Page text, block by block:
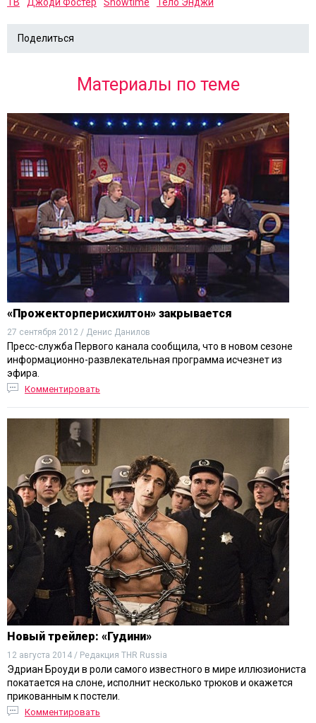
Поделиться
Материалы по теме
«Прожекторперисхилтон» закрывается
27 сентября 2012 / Денис Данилов
Пресс-служба Первого канала сообщила, что в новом сезоне
информационно-развлекательная программа исчезнет из
эфира.
Комментировать
Новый трейлер: «Гудини»
12 августа 2014 / Редакция THR Russia
Эдриан Броуди в роли самого известного в мире иллюзиониста
покатается на слоне, исполнит несколько трюков и окажется
прикованным к постели.
Комментировать